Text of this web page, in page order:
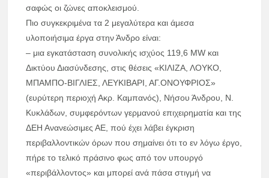
σαφώς οι ζώνες αποκλεισμού.
Πιο συγκεκριμένα τα 2 μεγαλύτερα και άμεσα
υλοποιήσιμα έργα στην Άνδρο είναι:
– μια εγκατάσταση συνολικής ισχύος 119,6 MW και
Δικτύου Διασύνδεσης, στις θέσεις «ΚΙΛΙΖΑ, ΛΟΥΚΟ,
ΜΠΑΜΠΟ-ΒΙΓΛΙΕΣ, ΛΕΥΚΙΒΑΡΙ, ΑΓ.ΟΝΟΥΦΡΙΟΣ»
(ευρύτερη περιοχή Ακρ. Καμπανός), Νήσου Άνδρου, Ν.
Κυκλάδων, συμφερόντων γερμανού επιχειρηματία και της
ΔΕΗ Ανανεώσιμες ΑΕ, πού έχει λάβει έγκριση
περιβαλλοντικών όρων που σημαίνει ότι το εν λόγω έργο,
πήρε το τελικό πράσινο φως από τον υπουργό
«περιβάλλοντος» και μπορεί ανά πάσα στιγμή να